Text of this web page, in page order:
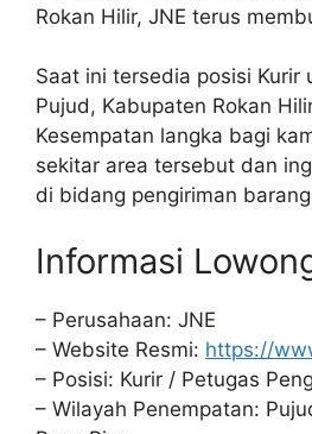
Rokan Hilir, JNE terus
Saat ini tersedia posisi Kurir
Pujud, Kabupaten Rokan
Kesempatan langka bagi
sekitar area tersebut dan
di bidang pengiriman
Informasi
– Perusahaan: JNE
– Website Resmi: https://
– Posisi: Kurir / Petugas
– Wilayah Penempatan: